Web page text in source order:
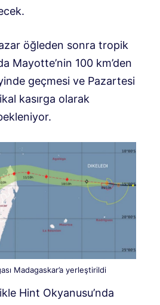
öğleden sonra tropik
Mayotte’nin 100 km’den
geçmesi ve Pazartesi
kasırga olarak
Madagaskar’a yerleştirildi
Hint Okyanusu’nda